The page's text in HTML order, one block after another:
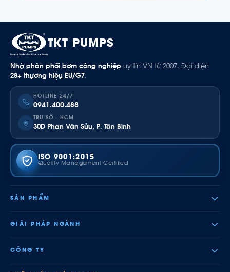
TKT PUMPS
Nhà phân phối bơm công nghiệp uy tín VN từ 2007. Đại diện
28+ thương hiệu EU/G7.
HOTLINE 24/7
0941.400.488
TRỤ SỞ · HCM
30D Phan Văn Sửu, P. Tân Bình
ISO 9001:2015
Quality Management Certified
SẢN PHẨM
GIẢI PHÁP NGÀNH
CÔNG TY